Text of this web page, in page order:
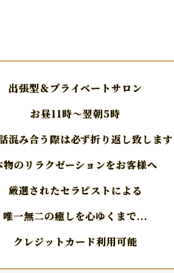
出張型＆プライベートサロン
お昼11時〜翌朝5時
混み合う際は必ず折り返し致します
物のリラクゼーションをお客様へ
厳選されたセラピストによる
唯一無二の癒しを心ゆくまで...
クレジットカード利用可能